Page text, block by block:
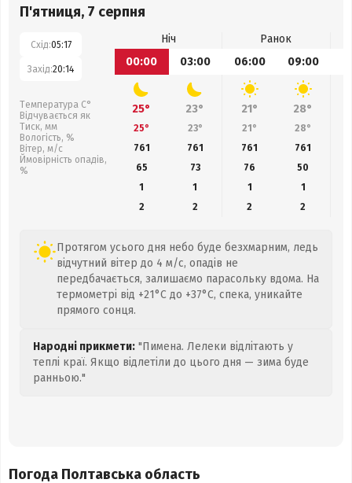
П'ятниця, 7 серпня
Схід:05:17
Захід:20:14
Температура С°
Відчувається як
Тиск, мм
Вологість, %
Вітер, м/с
Ймовірність опадів,
%
Ніч
Ранок
00:00
03:00 06:00 09:00
25° 23° 21° 28°
25° 23° 21° 28°
761
761 761 761
65
73 76 50
1
1 1
1
2
2 2 2
Протягом усього дня небо буде безхмарним, ледь
відчутний вітер до 4 м/с, опадів не
передбачається, залишаємо парасольку вдома. На
термометрі від +21°C до +37°C, спека, уникайте
прямого сонця.
Народні прикмети: "Пимена. Лелеки відлітають у
теплі краї. Якщо відлетіли до цього дня — зима буде
ранньою."
Погода Полтавська область